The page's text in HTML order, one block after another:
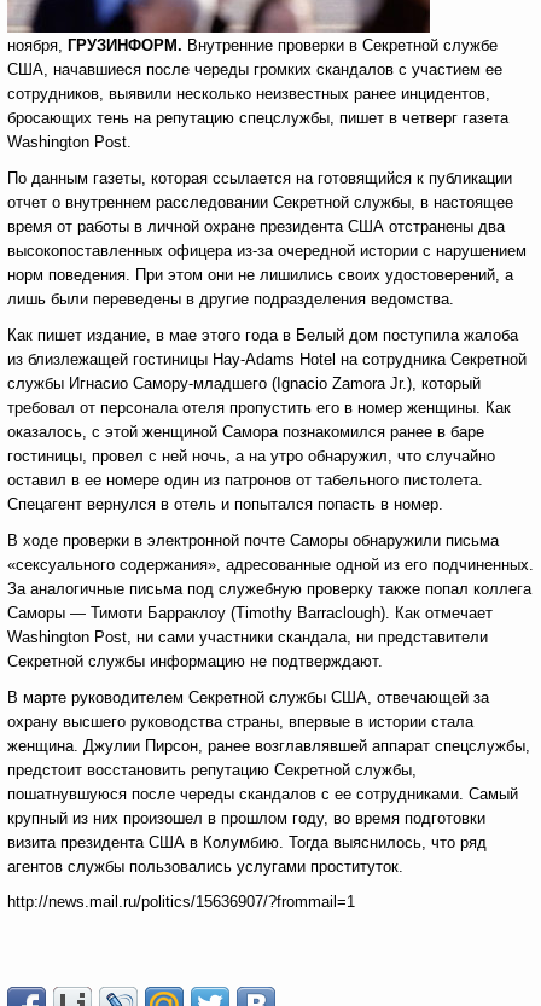
ноября, ГРУЗИНФОРМ. Внутренние проверки в Секретной службе
США, начавшиеся после череды громких скандалов с участием ее
сотрудников, выявили несколько неизвестных ранее инцидентов,
бросающих тень на репутацию спецслужбы, пишет в четверг газета
Washington Post.
По данным газеты, которая ссылается на готовящийся к публикации
отчет о внутреннем расследовании Секретной службы, в настоящее
время от работы в личной охране президента США отстранены два
высокопоставленных офицера из-за очередной истории с нарушением
норм поведения. При этом они не лишились своих удостоверений, а
лишь были переведены в другие подразделения ведомства.
Как пишет издание, в мае этого года в Белый дом поступила жалоба
из близлежащей гостиницы Hay-Adams Hotel на сотрудника Секретной
службы Игнасио Самору-младшего (Ignacio Zamora Jr.), который
требовал от персонала отеля пропустить его в номер женщины. Как
оказалось, с этой женщиной Самора познакомился ранее в баре
гостиницы, провел с ней ночь, а на утро обнаружил, что случайно
оставил в ее номере один из патронов от табельного пистолета.
Спецагент вернулся в отель и попытался попасть в номер.
В ходе проверки в электронной почте Саморы обнаружили письма
«сексуального содержания», адресованные одной из его подчиненных.
За аналогичные письма под служебную проверку также попал коллега
Саморы — Тимоти Барраклоу (Timothy Barraclough). Как отмечает
Washington Post, ни сами участники скандала, ни представители
Секретной службы информацию не подтверждают.
В марте руководителем Секретной службы США, отвечающей за
охрану высшего руководства страны, впервые в истории стала
женщина. Джулии Пирсон, ранее возглавлявшей аппарат спецслужбы,
предстоит восстановить репутацию Секретной службы,
пошатнувшуюся после череды скандалов с ее сотрудниками. Самый
крупный из них произошел в прошлом году, во время подготовки
визита президента США в Колумбию. Тогда выяснилось, что ряд
агентов службы пользовались услугами проституток.
http://news.mail.ru/politics/15636907/?frommail=1